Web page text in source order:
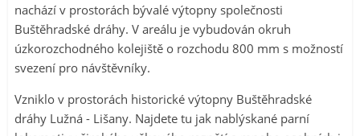
nachází v prostorách bývalé výtopny společnosti
Buštěhradské dráhy. V areálu je vybudován okruh
úzkorozchodného kolejiště o rozchodu 800 mm s možností
svezení pro návštěvníky.
Vzniklo v prostorách historické výtopny Buštěhradské
dráhy Lužná - Lišany. Najdete tu jak nablýskané parní